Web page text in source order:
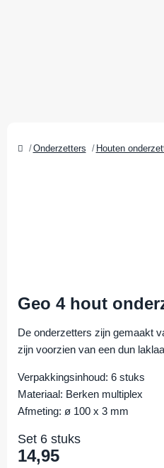
Onderzetters Houten
Geo 4 hout
De onderzetters zijn gemaakt
zijn voorzien van een dun
Verpakkingsinhoud: 6 stuks
Materiaal: Berken multiplex
Afmeting: ø 100 x 3 mm
Set 6 stuks
14,95